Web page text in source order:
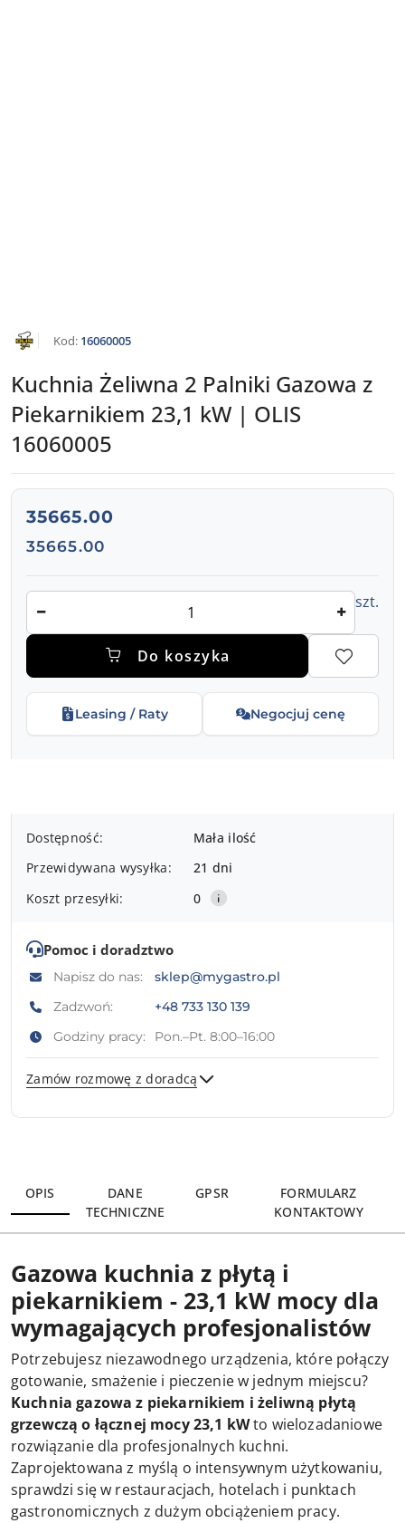
NAZWA
PRODUCENTA:
Kod: 16060005
Kuchnia Żeliwna 2 Palniki Gazowa z
Piekarnikiem 23,1 kW | OLIS
16060005
Kuchnia żeliwna, 2 palniki gazowa z piekarnikiem
cena:
35665.00
Cena:
35665.00
szt.
Do koszyka
Leasing / Raty Negocjuj cenę
Dostępność
dostawa
Dostępność:
Mała ilość
Przewidywana wysyłka:
21 dni
Koszt przesyłki:
0
Pomoc i doradztwo
Napisz do nas:
sklep@mygastro.pl
Zadzwoń:
+48 733 130 139
Godziny pracy:
Pon.–Pt. 8:00–16:00
Zamów rozmowę z doradcą
OPIS
DANE
TECHNICZNE
GPSR
FORMULARZ
KONTAKTOWY
Gazowa kuchnia z płytą i
piekarnikiem - 23,1 kW mocy dla
wymagających profesjonalistów
Potrzebujesz niezawodnego urządzenia, które połączy
gotowanie, smażenie i pieczenie w jednym miejscu?
Kuchnia gazowa z piekarnikiem i żeliwną płytą
grzewczą o łącznej mocy 23,1 kWto wielozadaniowe
rozwiązanie dla profesjonalnych kuchni.
Zaprojektowana z myślą o intensywnym użytkowaniu,
sprawdzi się w restauracjach, hotelach i punktach
gastronomicznych z dużym obciążeniem pracy.